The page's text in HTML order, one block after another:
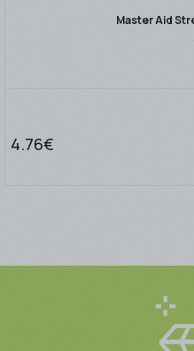
Master Aid
4.76€